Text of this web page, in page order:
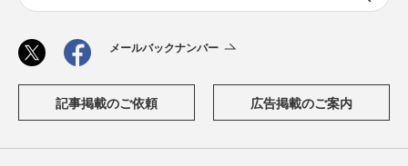
メールバックナンバー
記事掲載のご依頼 広告掲載のご案内